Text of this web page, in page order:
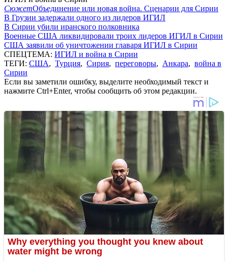
СюжетОбъединение или новая война. Сценарии для Сирии
В Грузии задержали одного из лидеров ИГИЛ
В Сирии убили иранского полковника
Военные США ликвидировали троих лидеров ИГИЛ в Сирии
США заявили об уничтожении главаря ИГИЛ в Сирии
СПЕЦТЕМА: ИГИЛ и война в Сирии
ТЕГИ: США, Турция, Сирия, переговоры, Анкара, война в
Сирии
Если вы заметили ошибку, выделите необходимый текст и
нажмите Ctrl+Enter, чтобы сообщить об этом редакции.